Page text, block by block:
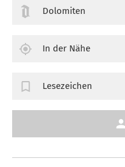
Dolomiten
In der Nähe
Lesezeichen